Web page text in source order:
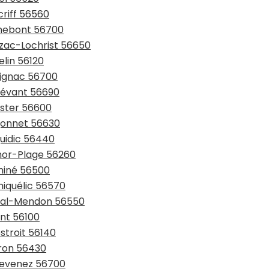
56560
56700
Lochrist 56650
56120
56700
56690
56600
56630
56440
Plage 56260
56500
56570
Mendon 56550
56100
56140
56430
56700